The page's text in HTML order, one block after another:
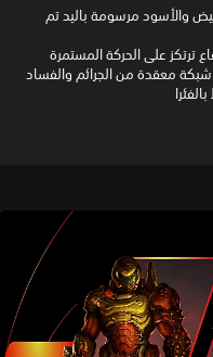
والأسود مرسومة باليد تم
معقدة من الجرائم والفساد